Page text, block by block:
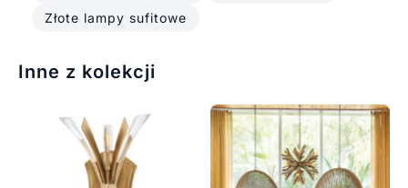
Złote lampy sufitowe
Inne z kolekcji